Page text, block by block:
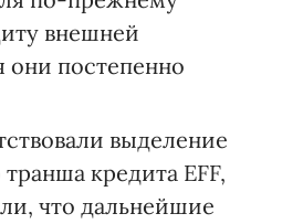
внешней
они постепенно
выделение
кредита EFF,
что дальнейшие